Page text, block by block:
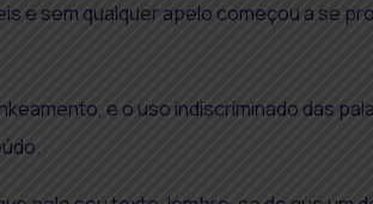
e sem qualquer apelo começou a se
e o uso indiscriminado das